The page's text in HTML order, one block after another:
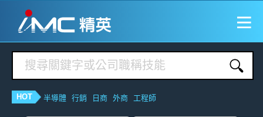
HOT 半導體 行銷 日商 外商 工程師